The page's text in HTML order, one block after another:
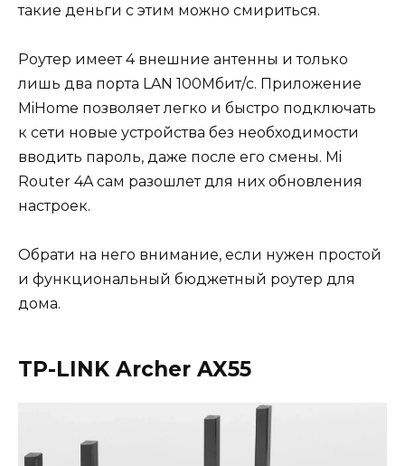
такие деньги с этим можно смириться.
Роутер имеет 4 внешние антенны и только
лишь два порта LAN 100Мбит/с. Приложение
MiHome позволяет легко и быстро подключать
к сети новые устройства без необходимости
вводить пароль, даже после его смены. Mi
Router 4A сам разошлет для них обновления
настроек.
Обрати на него внимание, если нужен простой
и функциональный бюджетный роутер для
дома.
TP-LINK Archer AX55